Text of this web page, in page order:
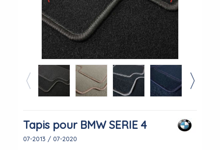
Tapis pour BMW SERIE 4
07-2013 / 07-2020